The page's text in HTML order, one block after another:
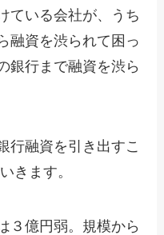
ている会社が、うち
融資を渋られて困っ
銀行まで融資を渋ら
行融資を引き出すこ
きます。
３億円弱。規模から